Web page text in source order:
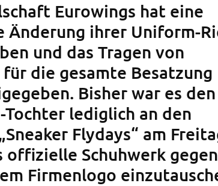
Eurowings hat eine
Änderung ihrer Uniform-
und das Tragen von
die gesamte Besatzung
Bisher war es den
lediglich an den
Flydays“ am
Schuhwerk
Firmenlogo